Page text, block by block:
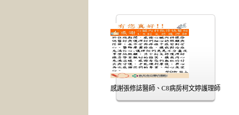
感謝張修誌醫師、C8病房柯文婷護理師